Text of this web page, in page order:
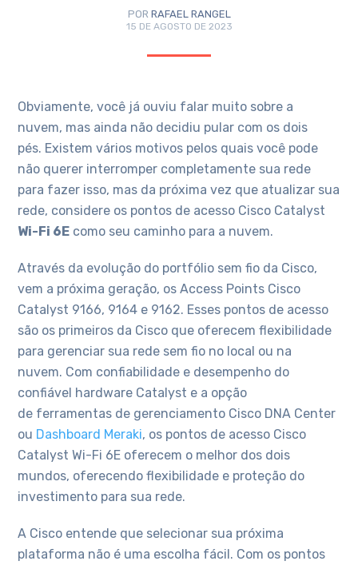
POR RAFAEL RANGEL
15 DE AGOSTO DE 2023
Obviamente, você já ouviu falar muito sobre a
nuvem, mas ainda não decidiu pular com os dois
pés. Existem vários motivos pelos quais você pode
não querer interromper completamente sua rede
para fazer isso, mas da próxima vez que atualizar sua
rede, considere os pontos de acesso Cisco Catalyst
Wi-Fi 6E como seu caminho para a nuvem.
Através da evolução do portfólio sem fio da Cisco,
vem a próxima geração, os Access Points Cisco
Catalyst 9166, 9164 e 9162. Esses pontos de acesso
são os primeiros da Cisco que oferecem flexibilidade
para gerenciar sua rede sem fio no local ou na
nuvem. Com confiabilidade e desempenho do
confiável hardware Catalyst e a opção
de ferramentas de gerenciamento Cisco DNA Center
ou Dashboard Meraki, os pontos de acesso Cisco
Catalyst Wi-Fi 6E oferecem o melhor dos dois
mundos, oferecendo flexibilidade e proteção do
investimento para sua rede.
A Cisco entende que selecionar sua próxima
plataforma não é uma escolha fácil. Com os pontos